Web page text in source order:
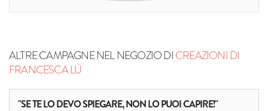
ALTRE CAMPAGNE NEL NEGOZIO DICREAZIONI DI
FRANCESCA LÙ
"SE TE LO DEVO SPIEGARE, NON LO PUOI CAPIRE!"